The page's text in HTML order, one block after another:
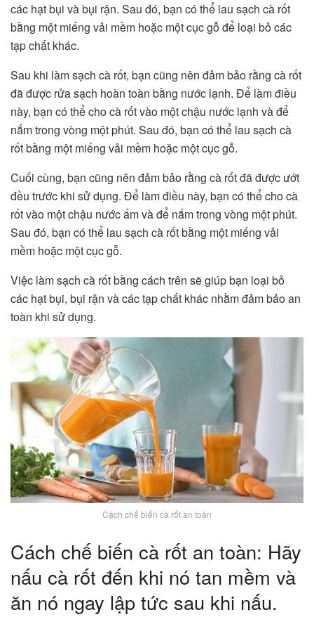
các hạt bụi và bụi rận. Sau đó, bạn có thể lau sạch cà rốt
bằng một miếng vải mềm hoặc một cục gỗ để loại bỏ các
tạp chất khác.
Sau khi làm sạch cà rốt, bạn cũng nên đảm bảo rằng cà rốt
đã được rửa sạch hoàn toàn bằng nước lạnh. Để làm điều
này, bạn có thể cho cà rốt vào một chậu nước lạnh và để
nắm trong vòng một phút. Sau đó, bạn có thể lau sạch cà
rốt bằng một miếng vải mềm hoặc một cục gỗ.
Cuối cùng, bạn cũng nên đảm bảo rằng cà rốt đã được ướt
đều trước khi sử dụng. Để làm điều này, bạn có thể cho cà
rốt vào một chậu nước ấm và để nắm trong vòng một phút.
Sau đó, bạn có thể lau sạch cà rốt bằng một miếng vải
mềm hoặc một cục gỗ.
Việc làm sạch cà rốt bằng cách trên sẽ giúp bạn loại bỏ
các hạt bụi, bụi rận và các tạp chất khác nhằm đảm bảo an
toàn khi sử dụng.
Cách chế biến cà rốt an toàn
Cách chế biến cà rốt an toàn: Hãy
nấu cà rốt đến khi nó tan mềm và
ăn nó ngay lập tức sau khi nấu.